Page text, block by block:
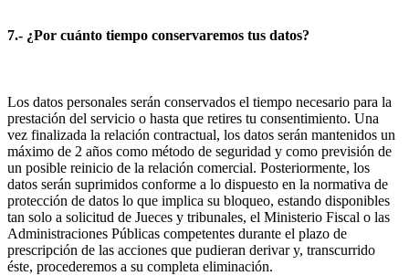
7.- ¿Por cuánto tiempo conservaremos tus datos?
Los datos personales serán conservados el tiempo necesario para la
prestación del servicio o hasta que retires tu consentimiento. Una
vez finalizada la relación contractual, los datos serán mantenidos un
máximo de 2 años como método de seguridad y como previsión de
un posible reinicio de la relación comercial. Posteriormente, los
datos serán suprimidos conforme a lo dispuesto en la normativa de
protección de datos lo que implica su bloqueo, estando disponibles
tan solo a solicitud de Jueces y tribunales, el Ministerio Fiscal o las
Administraciones Públicas competentes durante el plazo de
prescripción de las acciones que pudieran derivar y, transcurrido
éste, procederemos a su completa eliminación.